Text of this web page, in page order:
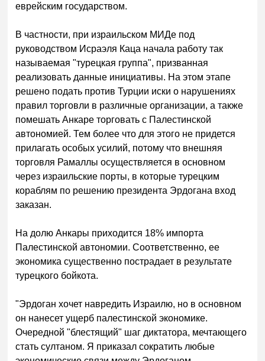
еврейским государством.
В частности, при израильском МИДе под
руководством Исраэля Каца начала работу так
называемая "турецкая группа", призванная
реализовать данные инициативы. На этом этапе
решено подать против Турции иски о нарушениях
правил торговли в различные организации, а также
помешать Анкаре торговать с Палестинской
автономией. Тем более что для этого не придется
прилагать особых усилий, потому что внешняя
торговля Рамаллы осуществляется в основном
через израильские порты, в которые турецким
кораблям по решению президента Эрдогана вход
заказан.
На долю Анкары приходится 18% импорта
Палестинской автономии. Соответственно, ее
экономика существенно пострадает в результате
турецкого бойкота.
"Эрдоган хочет навредить Израилю, но в основном
он нанесет ущерб палестинской экономике.
Очередной "блестящий" шаг диктатора, мечтающего
стать султаном. Я приказал сократить любые